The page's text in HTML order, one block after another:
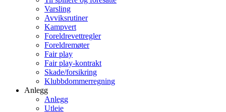
Varsling
Avviksrutiner
Kampvert
Foreldrevettregler
Foreldremøter
Fair play
Fair play-kontrakt
Skade/forsikring
Klubbdommerregning
Anlegg
Anlegg
Utleie